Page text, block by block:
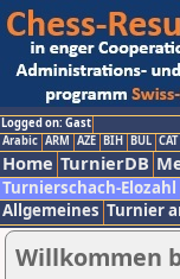
Logged on: Gast
Arabic ARM AZE BIH BUL CAT
Home TurnierDB
Turnierschach-Elozahl
Allgemeines Turnier
Willkommen